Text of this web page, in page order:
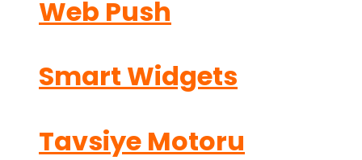
Web Push
Smart Widgets
Tavsiye Motoru